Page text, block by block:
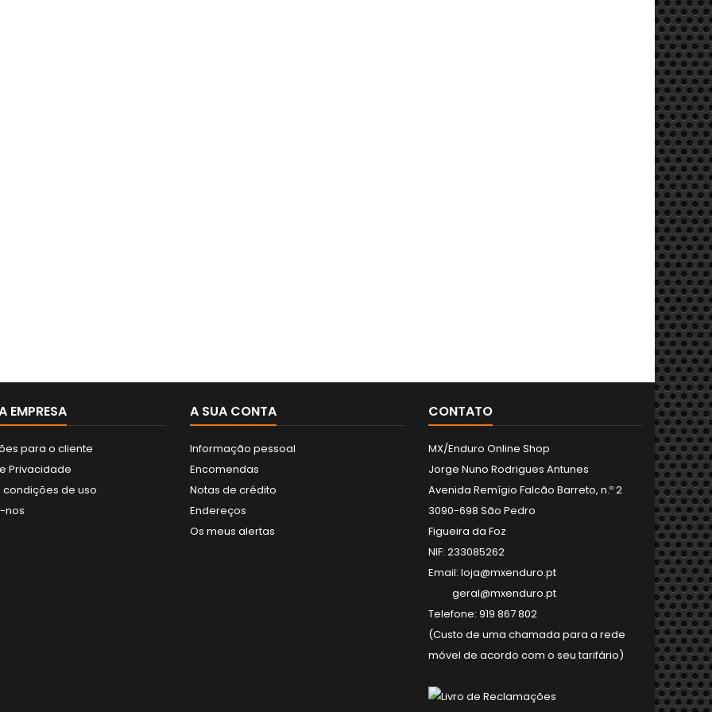
EMPRESA
para o cliente
Privacidade
condições de uso
nos
A SUA CONTA
Informação pessoal
Encomendas
Notas de crédito
Endereços
Os meus alertas
CONTATO
MX/Enduro Online Shop
Jorge Nuno Rodrigues Antunes
Avenida Remígio Falcão Barreto, n.º 2
3090-698 São Pedro
Figueira da Foz
NIF: 233085262
Email: loja@mxenduro.pt
geral@mxenduro.pt
Telefone: 919 867 802
(Custo de uma chamada para a rede
móvel de acordo com o seu tarifário)